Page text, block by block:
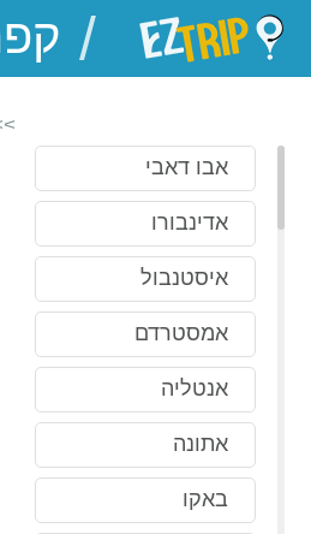
EZTrip
/
אבו דאבי
אדינבורו
איסטנבול
אמסטרדם
אנטליה
אתונה
באקו